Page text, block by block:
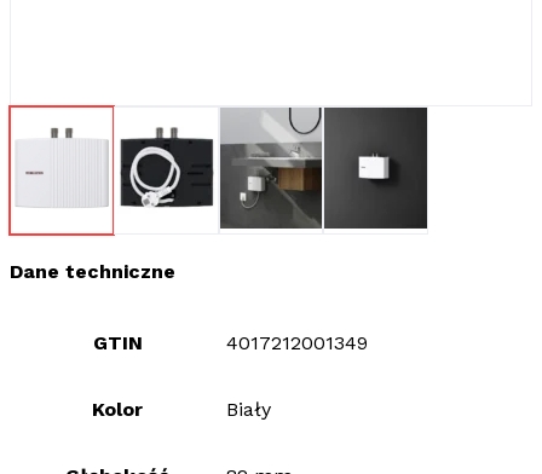
Dane techniczne
GTIN 4017212001349
Kolor Biały